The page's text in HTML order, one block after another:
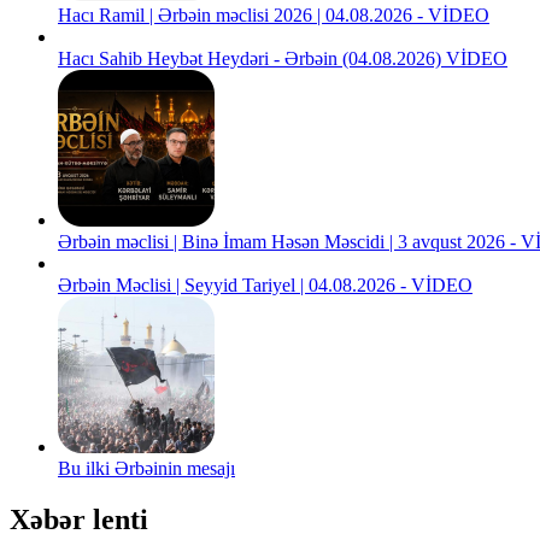
Hacı Ramil | Ərbəin məclisi 2026 | 04.08.2026 - VİDEO
Hacı Sahib Heybət Heydəri - Ərbəin (04.08.2026) VİDEO
Ərbəin məclisi | Binə İmam Həsən Məscidi | 3 avqust 2026 -
Ərbəin Məclisi | Seyyid Tariyel | 04.08.2026 - VİDEO
Bu ilki Ərbəinin mesajı
Xəbər lenti